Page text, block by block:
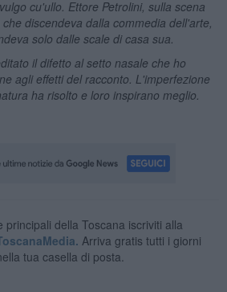
cu'ullo. Ettore Petrolini, sulla scena
discendeva dalla commedia dell'arte,
solo dalle scale di casa sua.
il difetto al setto nasale che ho
agli effetti del racconto. L'imperfezione
ha risolto e loro inspirano meglio.
principali della Toscana iscriviti alla
Arriva gratis tutti i giorni
tua casella di posta.